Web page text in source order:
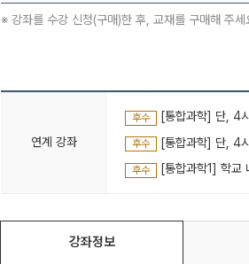
※ 강좌를 수강 신청(구매)한 후, 교재를 구매해 주세
연계 강좌
후수 [통합과학] 단, 4
후수 [통합과학] 단, 4
후수 [통합과학1] 학교
강좌정보